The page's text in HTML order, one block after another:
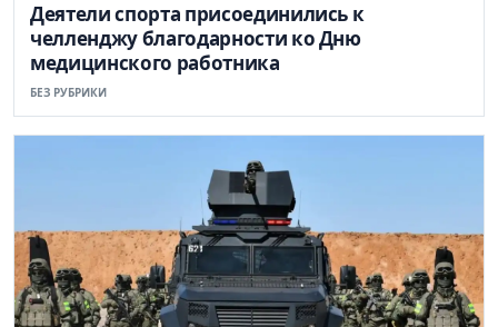
Деятели спорта присоединились к
челленджу благодарности ко Дню
медицинского работника
БЕЗ РУБРИКИ